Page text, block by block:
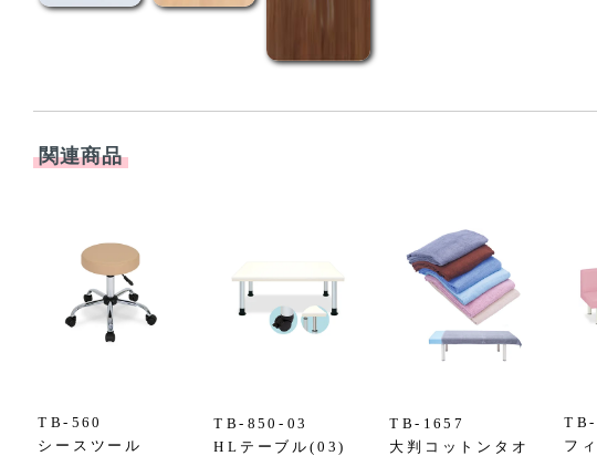
関連商品
TB-560
シースツール
TB-850-03
HLテーブル(03)
TB-1657
大判コットンタオ
TB-
フ